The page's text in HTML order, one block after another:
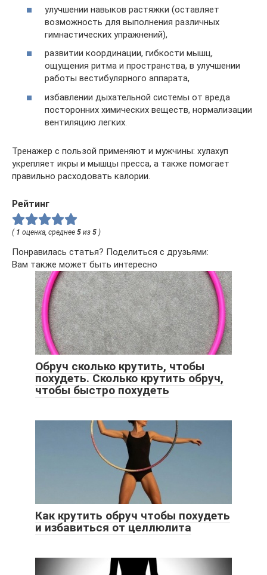
улучшении навыков растяжки (оставляет
возможность для выполнения различных
гимнастических упражнений),
развитии координации, гибкости мышц,
ощущения ритма и пространства, в улучшении
работы вестибулярного аппарата,
избавлении дыхательной системы от вреда
посторонних химических веществ, нормализации
вентиляцию легких.
Тренажер с пользой применяют и мужчины: хулахуп
укрепляет икры и мышцы пресса, а также помогает
правильно расходовать калории.
Рейтинг
( 1 оценка, среднее 5 из 5 )
Понравилась статья? Поделиться с друзьями:
Вам также может быть интересно
Обруч сколько крутить, чтобы
похудеть. Сколько крутить обруч,
чтобы быстро похудеть
Как крутить обруч чтобы похудеть
и избавиться от целлюлита